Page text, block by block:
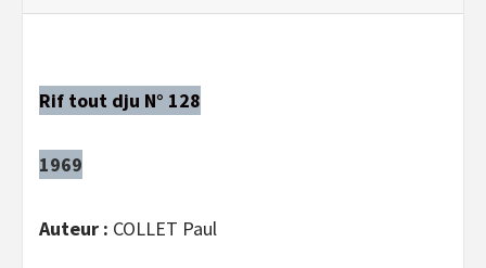
Rif tout dju N° 128
1969
Auteur : COLLET Paul